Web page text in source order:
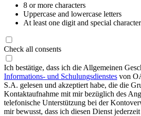
8 or more characters
Uppercase and lowercase letters
At least one digit and special character
Check all consents
Ich bestätige, dass ich die Allgemeinen
Informations- und Schulungsdienstes von
S.A. gelesen und akzeptiert habe, die die
Kontaktaufnahme mit mir bezüglich des
telefonische Unterstützung bei der
mir bewusst, dass ich diesen Dienst